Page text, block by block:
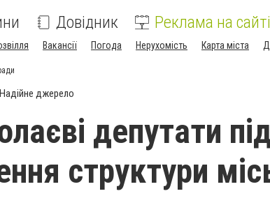
Довідник Реклама на сайті
Вакансії Погода Нерухомість Карта міста
Надійне джерело
депутати
структури